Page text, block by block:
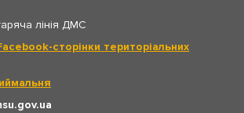
лінія ДМС
Facebook-сторінки територіальних